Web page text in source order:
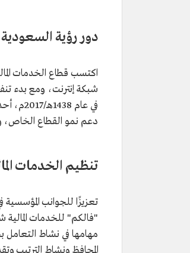
دور رؤية السعودية 2023 في قطاع الخدمات المالية في السعودية
اكتسب قطاع الخدمات
شبكة إنترنت، ومع بدء
في عام
دعم نمو القطاع الخاص،
تنظيم الخدمات
تعزيزًا للجوانب
مهامها في نشاط التعامل
المحافظ ونشاط الترتيب